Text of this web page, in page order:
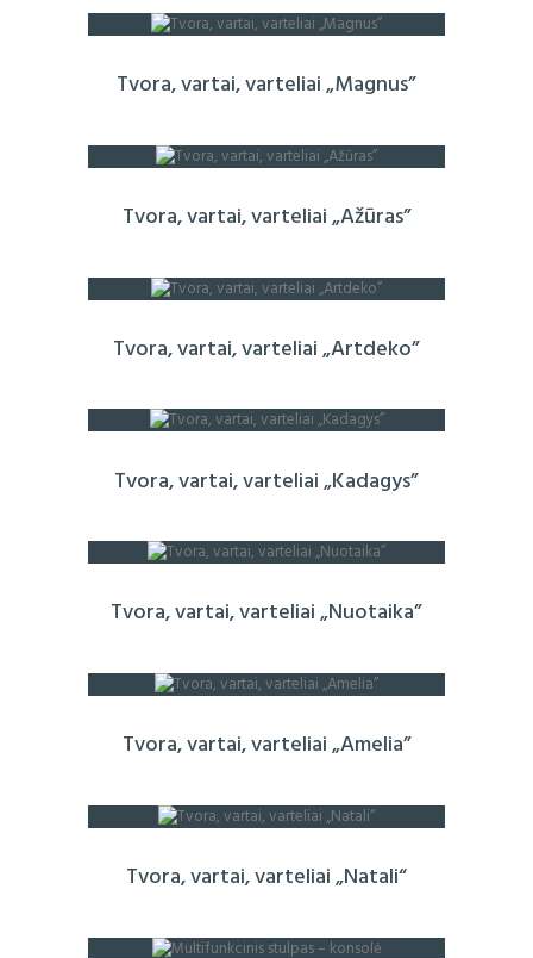
Tvora, vartai, varteliai „Magnus”
Tvora, vartai, varteliai „Ažūras”
Tvora, vartai, varteliai „Artdeko”
Tvora, vartai, varteliai „Kadagys”
Tvora, vartai, varteliai „Nuotaika”
Tvora, vartai, varteliai „Amelia”
Tvora, vartai, varteliai „Natali“